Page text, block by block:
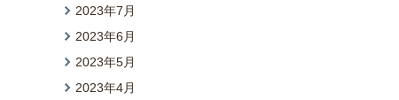
2023年7月
2023年6月
2023年5月
2023年4月